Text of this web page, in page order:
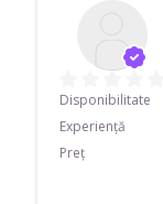
Disponibilitate
Experiență
Preț